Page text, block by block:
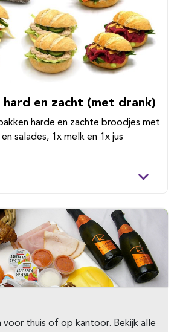
hard en zacht (met drank)
harde en zachte broodjes met
salades, 1x melk en 1x jus
thuis of op kantoor. Bekijk alle